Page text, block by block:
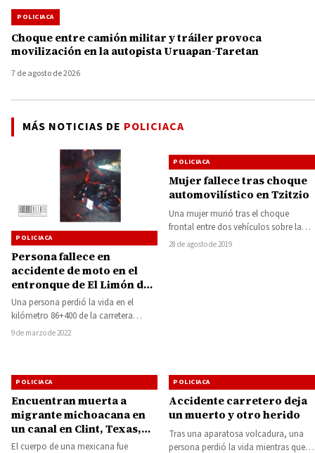
POLICIACA
Choque entre camión militar y tráiler provoca
movilización en la autopista Uruapan-Taretan
7 de agosto de 2026
MÁS NOTICIAS DE POLICIACA
POLICIACA
Persona fallece en
accidente de moto en el
entronque de El Limón de
Papatzindán
Una persona perdió la vida en el
kilómetro 86+400 de la carretera
federal 51 Tuzantla-Tiquicheo, cerca
9 de marzo de 2022
POLICIACA
Mujer fallece tras choque
automovilístico en Tzitzio
Una mujer murió tras el choque
frontal entre dos vehículos sobre la
carretera El Temascal-El Limón,
28 de agosto de 2019
POLICIACA
Encuentran muerta a
migrante michoacana en
un canal en Clint, Texas,
cerca del Río Grande
El cuerpo de una mexicana fue
POLICIACA
Accidente carretero deja
un muerto y otro herido
Tras una aparatosa volcadura, una
persona perdió la vida mientras que